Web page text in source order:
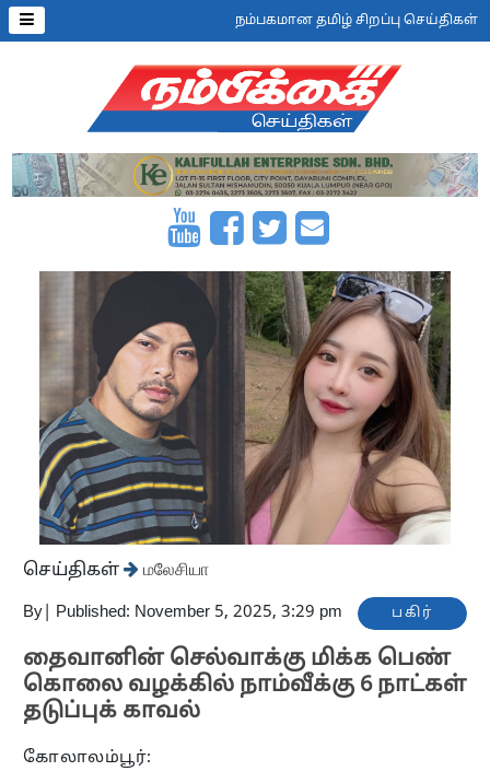
நம்பகமான தமிழ் சிறப்பு செய்திகள்
செய்திகள் மலேசியா
By Published: November 5, 2025, 3:29 pm பகிர்
தைவானின் செல்வாக்கு மிக்க பெண்
கொலை வழக்கில் நாம்வீக்கு 6 நாட்கள்
தடுப்புக் காவல்
கோலாலம்பூர்: